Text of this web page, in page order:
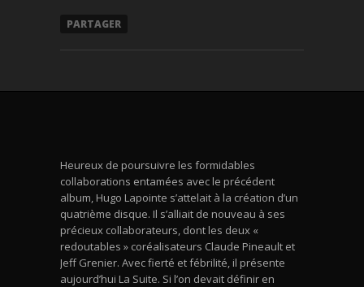
PARTAGER
Heureux de poursuivre les formidables
collaborations entamées avec le précédent
album, Hugo Lapointe s’attelait à la création d’un
quatrième disque. Il s’alliait de nouveau à ses
précieux collaborateurs, dont les deux «
redoutables » coréalisateurs Claude Pineault et
Jeff Grenier. Avec fierté et fébrilité, il présente
aujourd’hui La Suite. Si l’on devait définir en